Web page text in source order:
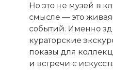
Но это не музей в
смысле — это
событий. Именно
кураторские
показы для
и встречи с